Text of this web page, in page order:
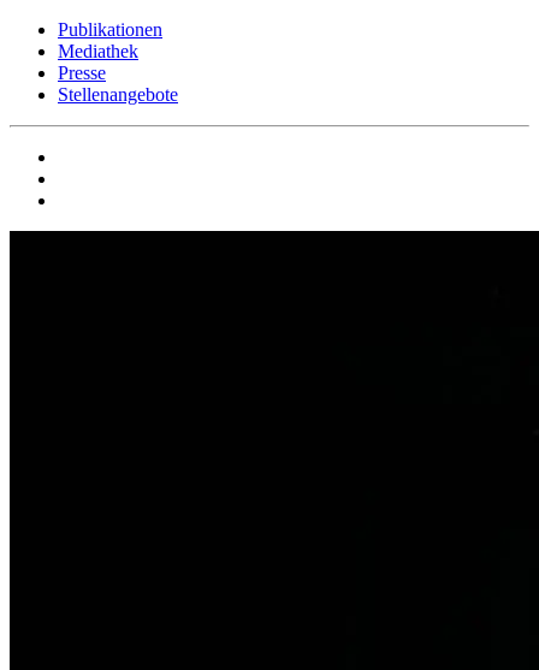
Publikationen
Mediathek
Presse
Stellenangebote